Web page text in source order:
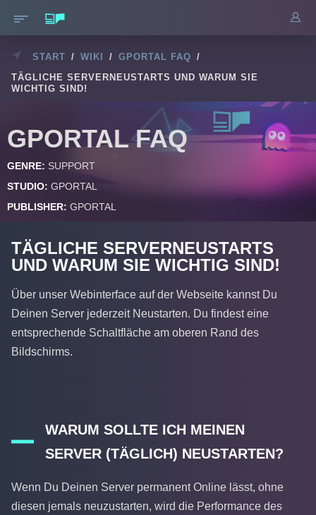
START / WIKI / GPORTAL FAQ /
TÄGLICHE SERVERNEUSTARTS UND WARUM SIE
WICHTIG SIND!
GPORTAL FAQ
GENRE: SUPPORT
STUDIO: GPORTAL
PUBLISHER: GPORTAL
TÄGLICHE SERVERNEUSTARTS
UND WARUM SIE WICHTIG SIND!
Über unser Webinterface auf der Webseite kannst Du
Deinen Server jederzeit Neustarten. Du findest eine
entsprechende Schaltfläche am oberen Rand des
Bildschirms.
WARUM SOLLTE ICH MEINEN
SERVER (TÄGLICH) NEUSTARTEN?
Wenn Du Deinen Server permanent Online lässt, ohne
diesen jemals neuzustarten, wird die Performance des